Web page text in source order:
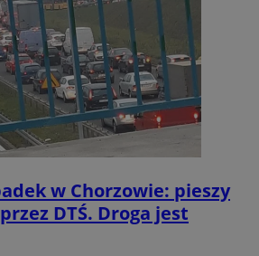
w Chorzowie: pieszy
DTŚ. Droga jest